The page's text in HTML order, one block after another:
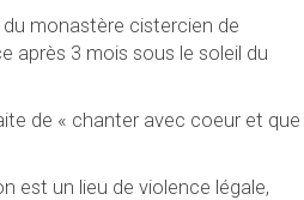
monastère cistercien de
après 3 mois sous le soleil du
de « chanter avec coeur et que
est un lieu de violence légale,